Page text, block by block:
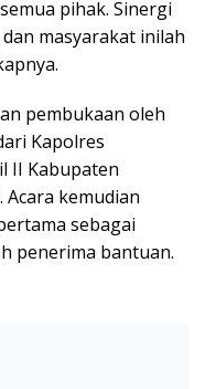
pihak. Sinergi
masyarakat inilah
pembukaan oleh
Kapolres
II Kabupaten
kemudian
sebagai
penerima bantuan.